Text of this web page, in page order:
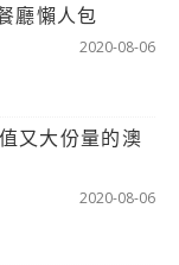
廳懶人包
2020-08-06
又大份量的澳
2020-08-06